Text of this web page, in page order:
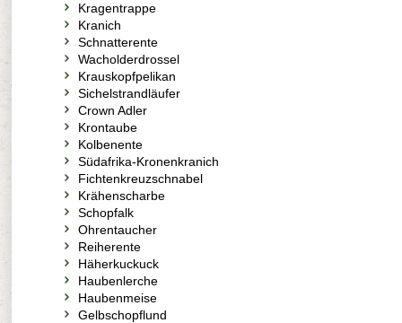
Kragentrappe
Kranich
Schnatterente
Wacholderdrossel
Krauskopfpelikan
Sichelstrandläufer
Crown Adler
Krontaube
Kolbenente
Südafrika-Kronenkranich
Fichtenkreuzschnabel
Krähenscharbe
Schopfalk
Ohrentaucher
Reiherente
Häherkuckuck
Haubenlerche
Haubenmeise
Gelbschopflund